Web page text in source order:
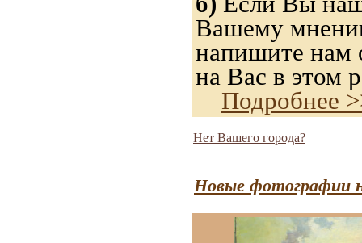
Вашему
напишите нам
на Вас в этом
Подробнее
Нет Вашего города?
Новые фотографии